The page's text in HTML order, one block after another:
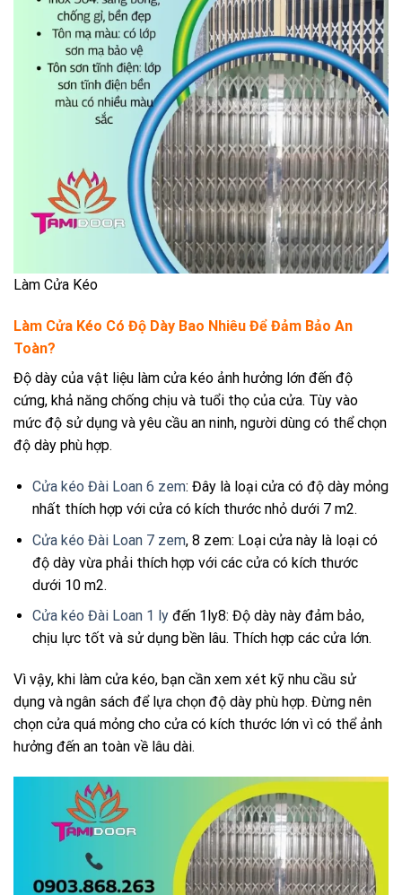
Làm Cửa Kéo
Làm Cửa Kéo Có Độ Dày Bao Nhiêu Để Đảm Bảo An
Toàn?
Độ dày của vật liệu làm cửa kéo ảnh hưởng lớn đến độ
cứng, khả năng chống chịu và tuổi thọ của cửa. Tùy vào
mức độ sử dụng và yêu cầu an ninh, người dùng có thể chọn
độ dày phù hợp.
Cửa kéo Đài Loan 6 zem: Đây là loại cửa có độ dày mỏng
nhất thích hợp với cửa có kích thước nhỏ dưới 7 m2.
Cửa kéo Đài Loan 7 zem, 8 zem: Loại cửa này là loại có
độ dày vừa phải thích hợp với các cửa có kích thước
dưới 10 m2.
Cửa kéo Đài Loan 1 lyđến 1ly8: Độ dày này đảm bảo,
chịu lực tốt và sử dụng bền lâu. Thích hợp các cửa lớn.
Vì vậy, khi làm cửa kéo, bạn cần xem xét kỹ nhu cầu sử
dụng và ngân sách để lựa chọn độ dày phù hợp. Đừng nên
chọn cửa quá mỏng cho cửa có kích thước lớn vì có thể ảnh
hưởng đến an toàn về lâu dài.